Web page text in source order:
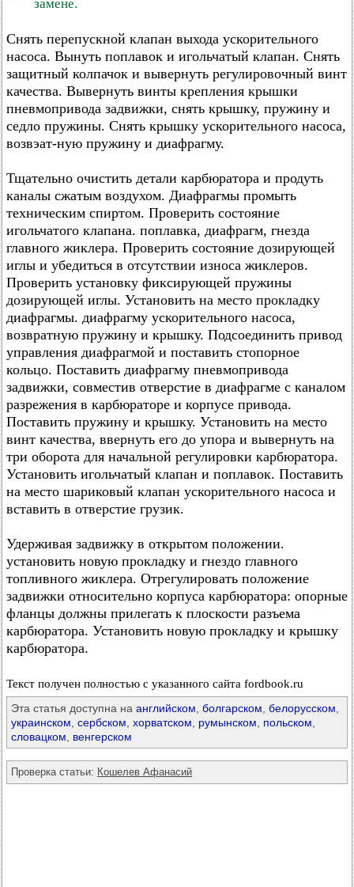
замене.
Снять перепускной клапан выхода ускорительного
насоса. Вынуть поплавок и игольчатый клапан. Снять
защитный колпачок и вывернуть регулировочный винт
качества. Вывернуть винты крепления крышки
пневмопривода задвижки, снять крышку, пружину и
седло пружины. Снять крышку ускорительного насоса,
возвэат-ную пружину и диафрагму.
Тщательно очистить детали карбюратора и продуть
каналы сжатым воздухом. Диафрагмы промыть
техническим спиртом. Проверить состояние
игольчатого клапана. поплавка, диафрагм, гнезда
главного жиклера. Проверить состояние дозирующей
иглы и убедиться в отсутствии износа жиклеров.
Проверить установку фиксирующей пружины
дозирующей иглы. Установить на место прокладку
диафрагмы. диафрагму ускорительного насоса,
возвратную пружину и крышку. Подсоединить привод
управления диафрагмой и поставить стопорное
кольцо. Поставить диафрагму пневмопривода
задвижки, совместив отверстие в диафрагме с каналом
разрежения в карбюраторе и корпусе привода.
Поставить пружину и крышку. Установить на место
винт качества, ввернуть его до упора и вывернуть на
три оборота для начальной регулировки карбюратора.
Установить игольчатый клапан и поплавок. Поставить
на место шариковый клапан ускорительного насоса и
вставить в отверстие грузик.
Удерживая задвижку в открытом положении.
установить новую прокладку и гнездо главного
топливного жиклера. Отрегулировать положение
задвижки относительно корпуса карбюратора: опорные
фланцы должны прилегать к плоскости разъема
карбюратора. Установить новую прокладку и крышку
карбюратора.
Текст получен полностью с указанного сайта fordbook.ru
Эта статья доступна на английском болгарском белорусском
украинском сербском хорватском румынском польском
словацком
венгерском
Проверка статьи: Кошелев Афанасий